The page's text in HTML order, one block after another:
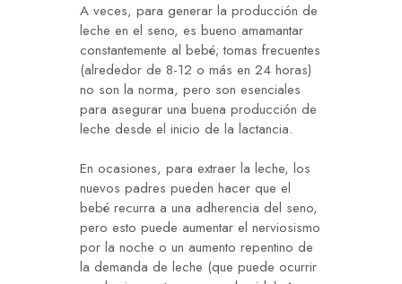
A veces, para generar la producción de
leche en el seno, es bueno amamantar
constantemente al bebé; tomas frecuentes
(alrededor de 8-12 o más en 24 horas)
no son la norma, pero son esenciales
para asegurar una buena producción de
leche desde el inicio de la lactancia.
En ocasiones, para extraer la leche, los
nuevos padres pueden hacer que el
bebé recurra a una adherencia del seno,
pero esto puede aumentar el nerviosismo
por la noche o un aumento repentino de
la demanda de leche (que puede ocurrir